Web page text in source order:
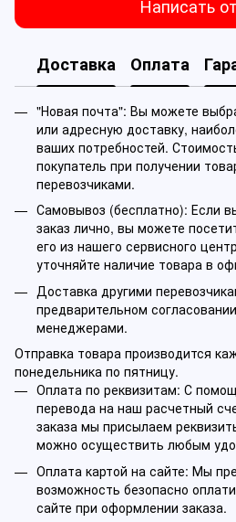
Написать
Доставка Оплата
"Новая почта": Вы можете
или адресную доставку,
ваших потребностей.
покупатель при получении
перевозчиками.
Самовывоз (бесплатно): Если
заказ лично, вы можете
его из нашего сервисного
уточняйте наличие товара в
Доставка другими
предварительном
менеджерами.
Отправка товара производится
понедельника по пятницу.
Оплата по реквизитам: С
перевода на наш расчетный
заказа мы присылаем
можно осуществить любым
Оплата картой на сайте: Мы
возможность безопасно
сайте при оформлении заказа.